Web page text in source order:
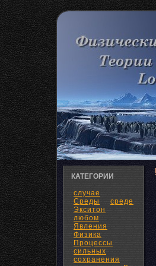
КАТЕГОРИИ
случае
Среды
среде
Экситон
любом
Явления
Физика
Процессы
сильных
сохранения